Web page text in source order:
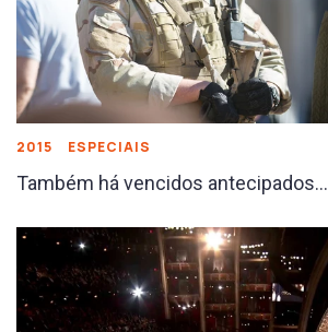
2015 ESPECIAIS
Também há vencidos antecipados…